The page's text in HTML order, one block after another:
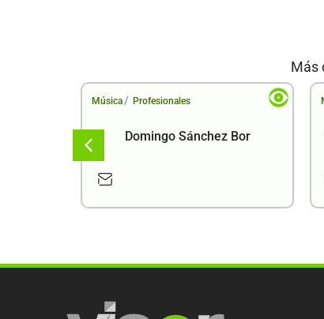
Más
Música / Profesionales
Domingo Sánchez Bor